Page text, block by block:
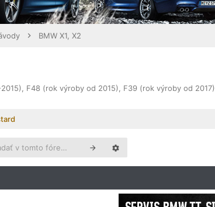
BMW X1, X2
F48 (rok výroby od 2015), F39 (rok výroby od 2017)